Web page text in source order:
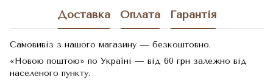
Доставка Оплата Гарантія
Самовивіз з нашого магазину — безкоштовно.
«Новою поштою» по Україні — від 60 грн залежно від
населеного пункту.